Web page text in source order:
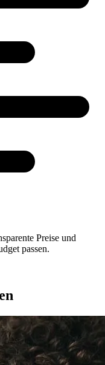
Preise und
passen.